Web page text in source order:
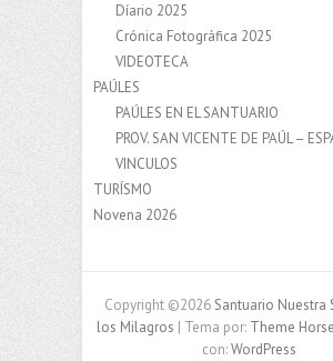
Díario 2025
Crónica Fotográfica 2025
VIDEOTECA
PAÚLES
PAÚLES EN EL SANTUARIO
PROV. SAN VICENTE DE PAÚL –
VINCULOS
TURÍSMO
Novena 2026
Copyright ©2026 Santuario Nuestra
los Milagros | Tema por: Theme Horse
con:WordPress